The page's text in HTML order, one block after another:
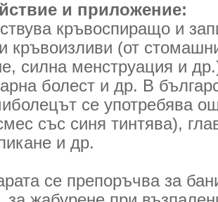
и приложение:
кръвоспиращо и
кръвоизливи (от
силна менструация и
болест и др. В
се употребява
със синя тинтява),
и др.
се препоръчва за